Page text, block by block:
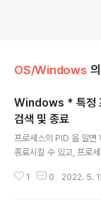
OS/Windows
Windows * 특정
검색 및 종료
프로세스의 PID 을 알면
종료시킬 수 있고, 프로
명령어를 사용해서 특정
1 0 2022. 5.